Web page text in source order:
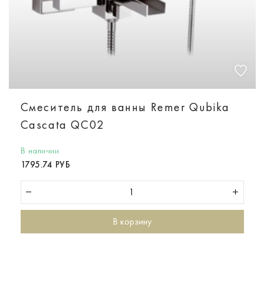
Смеситель для ванны Remer Qubika
Cascata QC02
В наличии
1795.74 РУБ
В корзину